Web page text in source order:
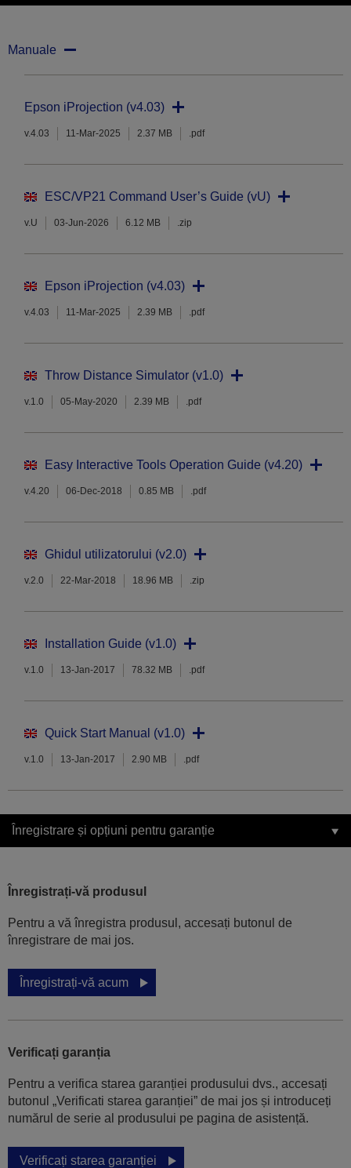
Manuale
Epson iProjection (v4.03)
v.4.03 11-Mar-2025 2.37 MB .pdf
ESC/VP21 Command User’s Guide (vU)
v.U 03-Jun-2026 6.12 MB .zip
Epson iProjection (v4.03)
v.4.03 11-Mar-2025 2.39 MB .pdf
Throw Distance Simulator (v1.0)
v.1.0 05-May-2020 2.39 MB .pdf
Easy Interactive Tools Operation Guide (v4.20)
v.4.20 06-Dec-2018 0.85 MB .pdf
Ghidul utilizatorului (v2.0)
v.2.0 22-Mar-2018 18.96 MB .zip
Installation Guide (v1.0)
v.1.0 13-Jan-2017 78.32 MB .pdf
Quick Start Manual (v1.0)
v.1.0 13-Jan-2017 2.90 MB .pdf
Înregistrare și opțiuni pentru garanție
Înregistrați-vă produsul
Pentru a vă înregistra produsul, accesați butonul de
înregistrare de mai jos.
Înregistrați-vă acum
Verificați garanția
Pentru a verifica starea garanției produsului dvs., accesați
butonul „Verificati starea garanției” de mai jos și introduceți
numărul de serie al produsului pe pagina de asistență.
Verificați starea garanției